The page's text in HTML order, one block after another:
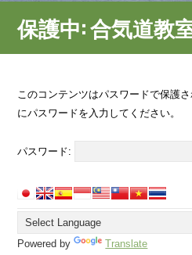
保護中: 合気道教
このコンテンツはパスワードで保護
にパスワードを入力してください。
パスワード:
Powered by Translate